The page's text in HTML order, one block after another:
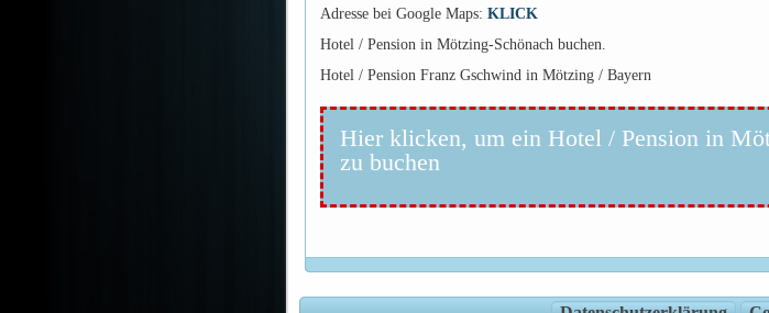
Adresse bei Google Maps: KLICK
Hotel / Pension in Mötzing-Schönach buchen.
Hotel / Pension Franz Gschwind in Mötzing / Bayern
Hier klicken, um ein Hotel / Pension in
zu buchen